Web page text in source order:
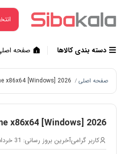
دسته بندی کالاها صفحه
صفحه اصلی /
x86x64 [Windows] 2026
x86x64 [Windows] 2026
کاربر گرامیآخرین بروز رسانی: 31 خرداد 1405